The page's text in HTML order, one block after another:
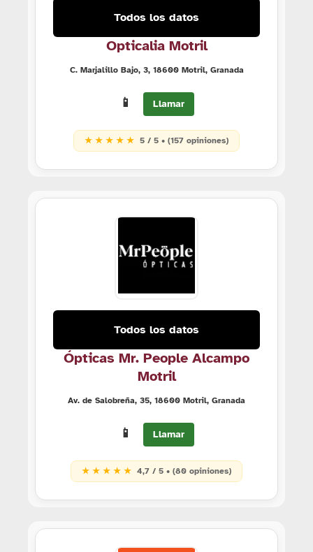
Todos los datos
Opticalia Motril
C. Marjalillo Bajo, 3, 18600 Motril, Granada
📱 Llamar
★ ★ ★ ★ ★ 5 / 5 • (157 opiniones)
Todos los datos
Ópticas Mr. People Alcampo
Motril
Av. de Salobreña, 35, 18600 Motril, Granada
📱 Llamar
★ ★ ★ ★ ★ 4,7 / 5 • (80 opiniones)